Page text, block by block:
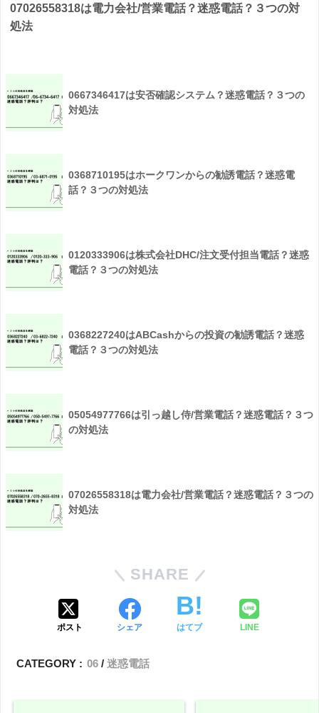
07026558318は電力会社/営業電話？迷惑電話？３つの対
処法
0667346417は安否確認システム？迷惑電話？３つの
対処法
0368710195はホークワンからの勧誘電話？迷惑電
話？３つの対処法
0120333906は株式会社DHC/注文受付担当電話？迷惑
電話？３つの対処法
0368227240はABCashからの投資の勧誘電話？迷惑
電話？３つの対処法
05054977766は引っ越し侍/営業電話？迷惑電話？３つ
の対処法
07026558318は電力会社/営業電話？迷惑電話？３つの
対処法
SHARE
ポスト シェア はてブ LINE
CATEGORY : 06 迷惑電話